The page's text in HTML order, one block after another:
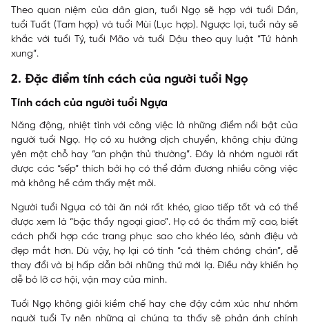
Theo quan niệm của dân gian, tuổi Ngọ sẽ hợp với tuổi Dần,
tuổi Tuất (Tam hợp) và tuổi Mùi (Lục hợp). Ngược lại, tuổi này sẽ
khắc với tuổi Tý, tuổi Mão và tuổi Dậu theo quy luật “Tứ hành
xung”.
2. Đặc điểm tính cách của người tuổi Ngọ
Tính cách của người tuổi Ngựa
Năng động, nhiệt tình với công việc là những điểm nổi bật của
người tuổi Ngọ. Họ có xu hướng dịch chuyển, không chịu đứng
yên một chỗ hay “an phận thủ thường”. Đây là nhóm người rất
được các “sếp” thích bởi họ có thể đảm đương nhiều công việc
mà không hề cảm thấy mệt mỏi.
Người tuổi Ngựa có tài ăn nói rất khéo, giao tiếp tốt và có thể
được xem là “bậc thầy ngoại giao”. Họ có óc thẩm mỹ cao, biết
cách phối hợp các trang phục sao cho khéo léo, sành điệu và
đẹp mắt hơn. Dù vậy, họ lại có tính “cả thèm chóng chán”, dễ
thay đổi và bị hấp dẫn bởi những thứ mới lạ. Điều này khiến họ
dễ bỏ lỡ cơ hội, vận may của mình.
Tuổi Ngọ không giỏi kiềm chế hay che đậy cảm xúc như nhóm
người tuổi Tỵ nên những gì chúng ta thấy sẽ phản ánh chính